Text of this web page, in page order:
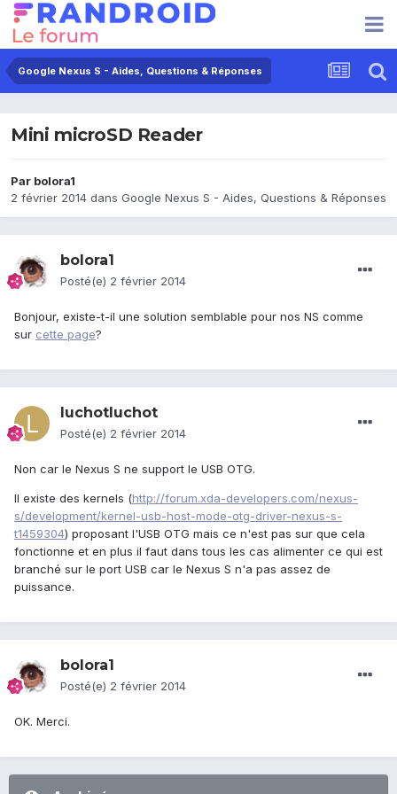
Google Nexus S - Aides, Questions & Réponses
Mini microSD Reader
Par bolora1
2 février 2014 dans Google Nexus S - Aides, Questions & Réponses
bolora1
Posté(e) 2 février 2014
Bonjour, existe-t-il une solution semblable pour nos NS comme
sur cette page?
luchotluchot
Posté(e) 2 février 2014
Non car le Nexus S ne support le USB OTG.
Il existe des kernels (http://forum.xda-developers.com/nexus-
s/development/kernel-usb-host-mode-otg-driver-nexus-s-
t1459304) proposant l'USB OTG mais ce n'est pas sur que cela
fonctionne et en plus il faut dans tous les cas alimenter ce qui est
branché sur le port USB car le Nexus S n'a pas assez de
puissance.
bolora1
Posté(e) 2 février 2014
OK. Merci.